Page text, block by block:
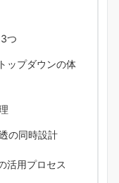
つ
ップダウンの体
の同時設計
活用プロセス